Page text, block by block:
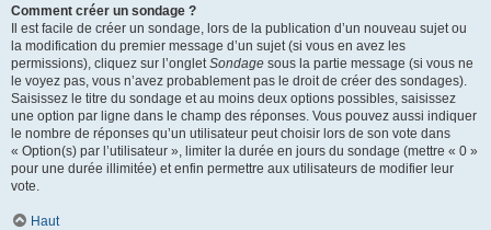
Comment créer un sondage ?
Il est facile de créer un sondage, lors de la publication d’un nouveau sujet ou
la modification du premier message d’un sujet (si vous en avez les
permissions), cliquez sur l’ongletSondage sous la partie message (si vous ne
le voyez pas, vous n’avez probablement pas le droit de créer des sondages).
Saisissez le titre du sondage et au moins deux options possibles, saisissez
une option par ligne dans le champ des réponses. Vous pouvez aussi indiquer
le nombre de réponses qu’un utilisateur peut choisir lors de son vote dans
« Option(s) par l’utilisateur », limiter la durée en jours du sondage (mettre « 0 »
pour une durée illimitée) et enfin permettre aux utilisateurs de modifier leur
vote.
Haut